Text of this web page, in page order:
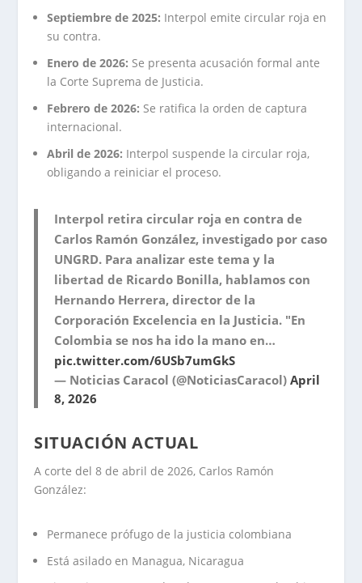
Septiembre de 2025: Interpol emite circular roja en
su contra.
Enero de 2026: Se presenta acusación formal ante
la Corte Suprema de Justicia.
Febrero de 2026: Se ratifica la orden de captura
internacional.
Abril de 2026: Interpol suspende la circular roja,
obligando a reiniciar el proceso.
Interpol retira circular roja en contra de
Carlos Ramón González, investigado por caso
UNGRD. Para analizar este tema y la
libertad de Ricardo Bonilla, hablamos con
Hernando Herrera, director de la
Corporación Excelencia en la Justicia. "En
Colombia se nos ha ido la mano en…
pic.twitter.com/6USb7umGkS
— Noticias Caracol (@NoticiasCaracol)April
8, 2026
SITUACIÓN ACTUAL
A corte del 8 de abril de 2026, Carlos Ramón
González:
Permanece prófugo de la justicia colombiana
Está asilado en Managua, Nicaragua